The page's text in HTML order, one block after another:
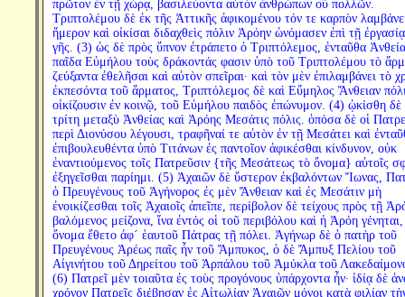
πρῶτον ἐν τῇ χώρᾳ, βασιλεύοντα αὐτὸν ἀνθρώπων οὐ πολλῶν.
Τριπτολέμου δὲ ἐκ τῆς Ἀττικῆς ἀφικομένου τόν τε καρπὸν
ἥμερον καὶ οἰκίσαι διδαχθεὶς πόλιν Ἀρόην ὠνόμασεν ἐπὶ τῇ
γῆς. (3) ὡς δὲ πρὸς ὕπνον ἐτράπετο ὁ Τριπτόλεμος, ἐνταῦθα
παῖδα Εὐμήλου τοὺς δράκοντάς φασιν ὑπὸ τοῦ Τριπτολέμου τὸ
ζεύξαντα ἐθελῆσαι καὶ αὐτὸν σπεῖραι· καὶ τὸν μὲν ἐπιλαμβάνει τὸ
ἐκπεσόντα τοῦ ἅρματος, Τριπτόλεμος δὲ καὶ Εὔμηλος Ἄνθειαν
οἰκίζουσιν ἐν κοινῷ, τοῦ Εὐμήλου παιδὸς ἐπώνυμον. (4) ᾠκίσθη δὲ
τρίτη μεταξὺ Ἀνθείας καὶ Ἀρόης Μεσάτις πόλις. ὁπόσα δὲ οἱ
περὶ Διονύσου λέγουσι, τραφῆναί τε αὐτὸν ἐν τῇ Μεσάτει καὶ
ἐπιβουλευθέντα ὑπὸ Τιτάνων ἐς παντοῖον ἀφικέσθαι κίνδυνον, οὐκ
ἐναντιούμενος τοῖς Πατρεῦσιν {τῆς Μεσάτεως τὸ ὄνομα} αὐτοῖς
ἐξηγεῖσθαι παρίημι. (5) Ἀχαιῶν δὲ ὕστερον ἐκβαλόντων Ἴωνας,
ὁ Πρευγένους τοῦ Ἀγήνορος ἐς μὲν Ἄνθειαν καὶ ἐς Μεσάτιν μὴ
ἐνοικίζεσθαι τοῖς Ἀχαιοῖς ἀπεῖπε, περίβολον δὲ τείχους πρὸς τῇ
βαλόμενος μείζονα, ἵνα ἐντός οἱ τοῦ περιβόλου καὶ ἡ Ἀρόη γένηται,
ὄνομα ἔθετο ἀφ´ ἑαυτοῦ Πάτρας τῇ πόλει. Ἀγήνωρ δὲ ὁ πατὴρ τοῦ
Πρευγένους Ἀρέως παῖς ἦν τοῦ Ἄμπυκος, ὁ δὲ Ἄμπυξ Πελίου τοῦ
Αἰγινήτου τοῦ Δηρείτου τοῦ Ἁρπάλου τοῦ Ἀμύκλα τοῦ
(6) Πατρεῖ μὲν τοιαῦτα ἐς τοὺς προγόνους ὑπάρχοντα ἦν· ἰδίᾳ δὲ
χρόνον Πατρεῖς διέβησαν ἐς Αἰτωλίαν Ἀχαιῶν μόνοι κατὰ φιλίαν